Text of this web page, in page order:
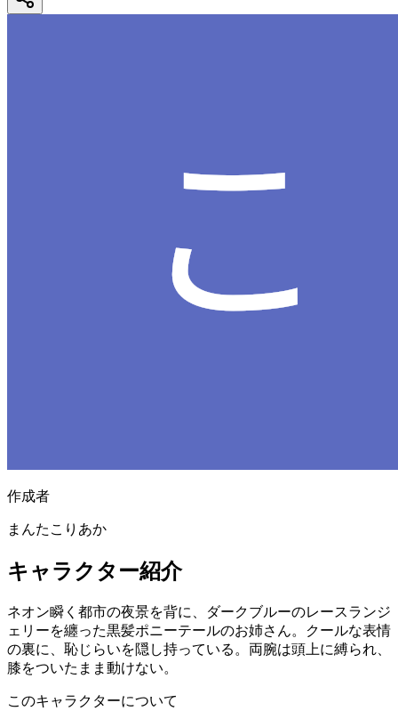
作成者
まんたこりあか
キャラクター紹介
ネオン瞬く都市の夜景を背に、ダークブルーのレースランジ
ェリーを纏った黒髪ポニーテールのお姉さん。クールな表情
の裏に、恥じらいを隠し持っている。両腕は頭上に縛られ、
膝をついたまま動けない。
このキャラクターについて